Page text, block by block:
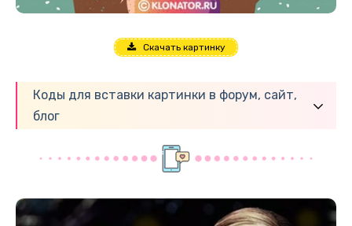
Скачать картинку
Коды для вставки картинки в форум, сайт,
блог